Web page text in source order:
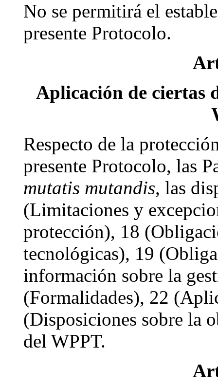
No se permitirá el
presente Protocolo.
Aplicación de ciertas
Respecto de la
presente Protocolo, las
mutatis mutandis, las
(Limitaciones y
protección), 18
tecnológicas), 19
información sobre la
(Formalidades), 22
(Disposiciones sobre la
del WPPT.